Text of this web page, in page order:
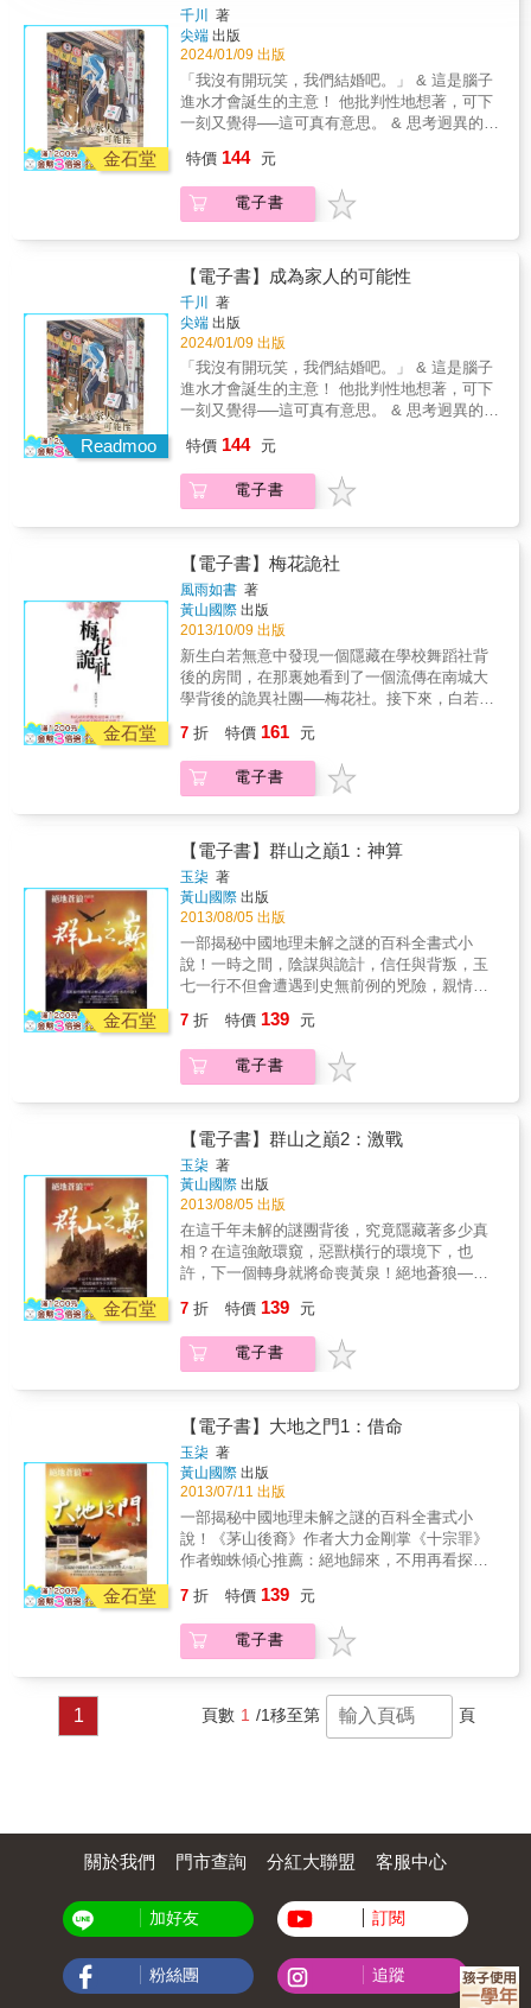
金石堂
千川
著
尖端 出版
2024/01/09 出版
「我沒有開玩笑，我們結婚吧。」 & 這是腦子
進水才會誕生的主意！ 他批判性地想著，可下
一刻又覺得──這可真有意思。 & 思考迥異的大
面花花公子的溫柔男 & * & 是你以為的BL開
頭，卻不是你以為的BL走向， 打破你對多元成
家的各種想像！ & * & 經典人氣小說《時光當
【故事簡介】 & 性格孤僻的大學教授．程敘，
為了彌補自己在兒子人生中的缺失，向前妻許
晴提出了獨自扶養孩子的要求，沒想到卻被打
槍，甚至還被要求「必須再組成家庭」才能再
和兒子小星生活。 & 程敘左思右想，自己沒有
對象，跟女性結婚也失敗過一次，跟男的結婚
又不犯法，死黨．廖山月人不靠譜，但也沒那
麼不靠譜，那或許可以和他一起試試看
&mdash;&mdash;？！ & 【人物介紹】 & 程
鮮少顯露感情的類理工男，與獨子小星分開生
活中。 與廖山月是從小到大的鄰居與好友，兩
人個性迥異卻能互相包容。 為了不讓兒子與自
己越來越不親，主動向前妻提出照顧小星的請
求， 卻被要求要「與他人重新進入家庭」才會
考慮考慮。 & 個性與思想都和一般人不一樣的
他，自認為參透了親情與家庭， 決定做一個正
常人都不會下的決定&mdash;&mdash; & 廖山
月，男，健身房教練兼前幼稚園老師 健身房
教練，喜愛拈花惹草的自由之身，與程敘是旁
人難以理解的好友關係。 雖然講話沒個正經，
被賜名「廖士奇」，但還是比程敘懂得人情世
故。 從小到大讓老爸爸操碎了心，沒想到最後
居然被程敘求婚&hellip;&hellip;？！ & 聽到程
敘提出的共組家庭時，第一個想法是「腦袋進
五歲，正是需要媽媽的年紀，但是媽媽太忙又
太凶， 讓他比一般同齡孩子又再更成熟一點。
認識爸爸，卻對他不太熟悉，沒想到後來又多
了另一個爸爸&hellip;&hellip; 而且他似乎比原
本的爸爸還要有趣？ & 許晴，女，忙碌的公司
高階主管 女強人，同時也是一個扶養五歲孩
子的單親媽媽。 因為前夫太不靠譜，她一肩扛
起照顧孩子的責任， 但日漸忙碌的工作、生活
巨變的疫情，都讓她難以成為完美的母親。
特價 144 元
電子書
Readmoo
【電子書】成為家人的可能性
千川
著
尖端 出版
2024/01/09 出版
「我沒有開玩笑，我們結婚吧。」 & 這是腦子
進水才會誕生的主意！ 他批判性地想著，可下
一刻又覺得──這可真有意思。 & 思考迥異的大
面花花公子的溫柔男 & * & 是你以為的BL開
頭，卻不是你以為的BL走向， 打破你對多元成
家的各種想像！ & * & 經典人氣小說《時光當
【故事簡介】 & 性格孤僻的大學教授．程敘，
為了彌補自己在兒子人生中的缺失，向前妻許
晴提出了獨自扶養孩子的要求，沒想到卻被打
槍，甚至還被要求「必須再組成家庭」才能再
和兒子小星生活。 & 程敘左思右想，自己沒有
對象，跟女性結婚也失敗過一次，跟男的結婚
又不犯法，死黨．廖山月人不靠譜，但也沒那
麼不靠譜，那或許可以和他一起試試看
&mdash;&mdash;？！ & 【人物介紹】 & 程
鮮少顯露感情的類理工男，與獨子小星分開生
活中。 與廖山月是從小到大的鄰居與好友，兩
人個性迥異卻能互相包容。 為了不讓兒子與自
己越來越不親，主動向前妻提出照顧小星的請
求， 卻被要求要「與他人重新進入家庭」才會
考慮考慮。 & 個性與思想都和一般人不一樣的
他，自認為參透了親情與家庭， 決定做一個正
常人都不會下的決定&mdash;&mdash; & 廖山
月，男，健身房教練兼前幼稚園老師 健身房
教練，喜愛拈花惹草的自由之身，與程敘是旁
人難以理解的好友關係。 雖然講話沒個正經，
被賜名「廖士奇」，但還是比程敘懂得人情世
故。 從小到大讓老爸爸操碎了心，沒想到最後
居然被程敘求婚&hellip;&hellip;？！ & 聽到程
敘提出的共組家庭時，第一個想法是「腦袋進
五歲，正是需要媽媽的年紀，但是媽媽太忙又
太凶， 讓他比一般同齡孩子又再更成熟一點。
認識爸爸，卻對他不太熟悉，沒想到後來又多
了另一個爸爸&hellip;&hellip; 而且他似乎比原
本的爸爸還要有趣？ & 許晴，女，忙碌的公司
高階主管 女強人，同時也是一個扶養五歲孩
子的單親媽媽。 因為前夫太不靠譜，她一肩扛
起照顧孩子的責任， 但日漸忙碌的工作、生活
巨變的疫情，都讓她難以成為完美的母親。
特價 144 元
電子書
金石堂
【電子書】梅花詭社
風雨如書 著
黃山國際 出版
2013/10/09 出版
新生白若無意中發現一個隱藏在學校舞蹈社背
後的房間，在那裏她看到了一個流傳在南城大
學背後的詭異社團──梅花社。接下來，白若發
連三的死去。在追查梅花社的過程中，白若更
是遇見死去的梅花社社長周遠。 梅花社的背後
究竟隱藏了什麼？詭異的死人復活是真是假？
屍復活的神花，隱藏墨寨裏的寶藏。所有的一
切，竟然和歷史上流傳的靈寶五符有著不可捉
摸的關係。 從南城到神秘的百屍村，傳說中的
靈寶五符驚現人間。在人性與正義的較量下，
每個人都帶著自己的秘密悄然登場。為了尋找
真相，高成攜帶自己的外甥付玉書和白若，一
起前往墨寨。與此同時，神秘的小A帶著被命運
選中的人，邁向他們的終極目標。 陰謀，從一
開始就註定。守候在螳螂背後的黃雀，用詭異
在觸碰到自己的罪惡後，都被無情的印上罪惡
的標誌。梅花社背後的背後，每個人都在演繹
著自己的角色。在詭計與詭計的較量，陰謀與
者？當所有的希望變成絕望，當最親近的人變
成惡魔，尋找真相的周遠又該如何面對？靈寶
五符背後的寶藏，又需要多少陰謀和死亡才能
坦然露世？謎底的背後後，是真相還是另一個
謎面？沒有人能永遠被命運眷顧，同樣沒有人
能永遠被罪惡束縛。 最終的罪與懲，笑與淚，
一切只能到最後才能找到答案。風雨如書，超
《試膽》、《男生女生》等三十餘家雜誌及多
部懸疑小說合集，被《男生女生》、《漂流
瓶》、《試膽》、《怪潭》、《誅靈》等多家
7 折 特價 161 元
電子書
金石堂
【電子書】群山之巔1：神算
玉柒 著
黃山國際 出版
2013/08/05 出版
一部揭秘中國地理未解之謎的百科全書式小
說！一時之間，陰謀與詭計，信任與背叛，玉
七一行不但會遭遇到史無前例的兇險，親情、
藏布雅魯大峽谷生還，跟著蒙先生到了他的一
個據點，召集人手，整理裝備，準備追殺李光
榮為石錘報仇，卻發現小縣城之內臥虎藏龍，
的劫殺。百獸之王黃裕文、鐵口神算張藏海、
盜墓賊老赫等人的出現，使事情變得更加撲朔
迷離，而李光榮更是勾搭上了李光頭的小秘
書，將李光頭的家業盡收囊中，花猛的死而復
生，更蒙上一層神秘的外衣，幾方人馬齊聚珠
穆朗瑪峰，與天鬥、與地鬥、與人鬥、與獸
鬥，究竟誰勝誰負？一時之間，陰謀與詭計，
信任與背叛，玉七一行不但會遭遇到史無前例
的兇險，親情、友情、愛情都將受到巨大的考
7 折 特價 139 元
電子書
金石堂
【電子書】群山之巔2：激戰
玉柒 著
黃山國際 出版
2013/08/05 出版
在這千年未解的謎團背後，究竟隱藏著多少真
相？在這強敵環窺，惡獸橫行的環境下，也
許，下一個轉身就將命喪黃泉！絕地蒼狼——
驚悚極限！ 我只覺得腳下一空，沒有踩到實
地，頓時失去平衡，身子往前一栽，跌出了洞
口，迅速的向下墜落，這時我才明白過來，敢
我一跌出去，小辣椒已經嬌叱一聲，長鞭出
手，「啪」的一聲鞭響，金絲蟒鞭如同靈蛇一
般捲住我的腳脖子，將我吊在半空。我被這麼
頭下腳上的一吊，頓時覺得大腦充血，頭腦昏
脹，一陣昏眩感衝上腦海，整個世界都在眼前
倒轉了過來。奇怪的是，我竟然一點都沒有感
覺到害怕，反而在眼前逐漸出現無數個畫面，
從一開始李光頭送我玉蓮花瓣到現在為止，其
中所發生的事，所有的人都一一在腦海中閃
7 折 特價 139 元
電子書
金石堂
【電子書】大地之門1：借命
玉柒 著
黃山國際 出版
2013/07/11 出版
一部揭秘中國地理未解之謎的百科全書式小
說！《茅山後裔》作者大力金剛掌《十宗罪》
作者蜘蛛傾心推薦：絕地歸來，不用再看探險
死亡之地，到底潛伏著多少秘密？在這千年未
解的謎團背後，究竟隱藏著多少真相？在這強
敵環窺，惡獸橫行的環境下，也許，下一個轉
有賢強？魔頭總由癡念起，幾回夢裡見蒼狼！
玉柒一行自星宿海野狼谷內好不容易逃出，卻
期的猛獸怪物，幾人受到前所未有的考驗。而
李光榮等人的秘密也逐步浮出水面，鹽幫後人
詭計層出不窮，他們又如何逃過種種劫殺？又
能不能得到第三瓣玉蓮花？
7 折 特價 139 元
電子書
1 頁數 1 /1移至第 頁
關於我們 門市查詢 分紅大聯盟 客服中心
加好友 訂閱
粉絲團 追蹤